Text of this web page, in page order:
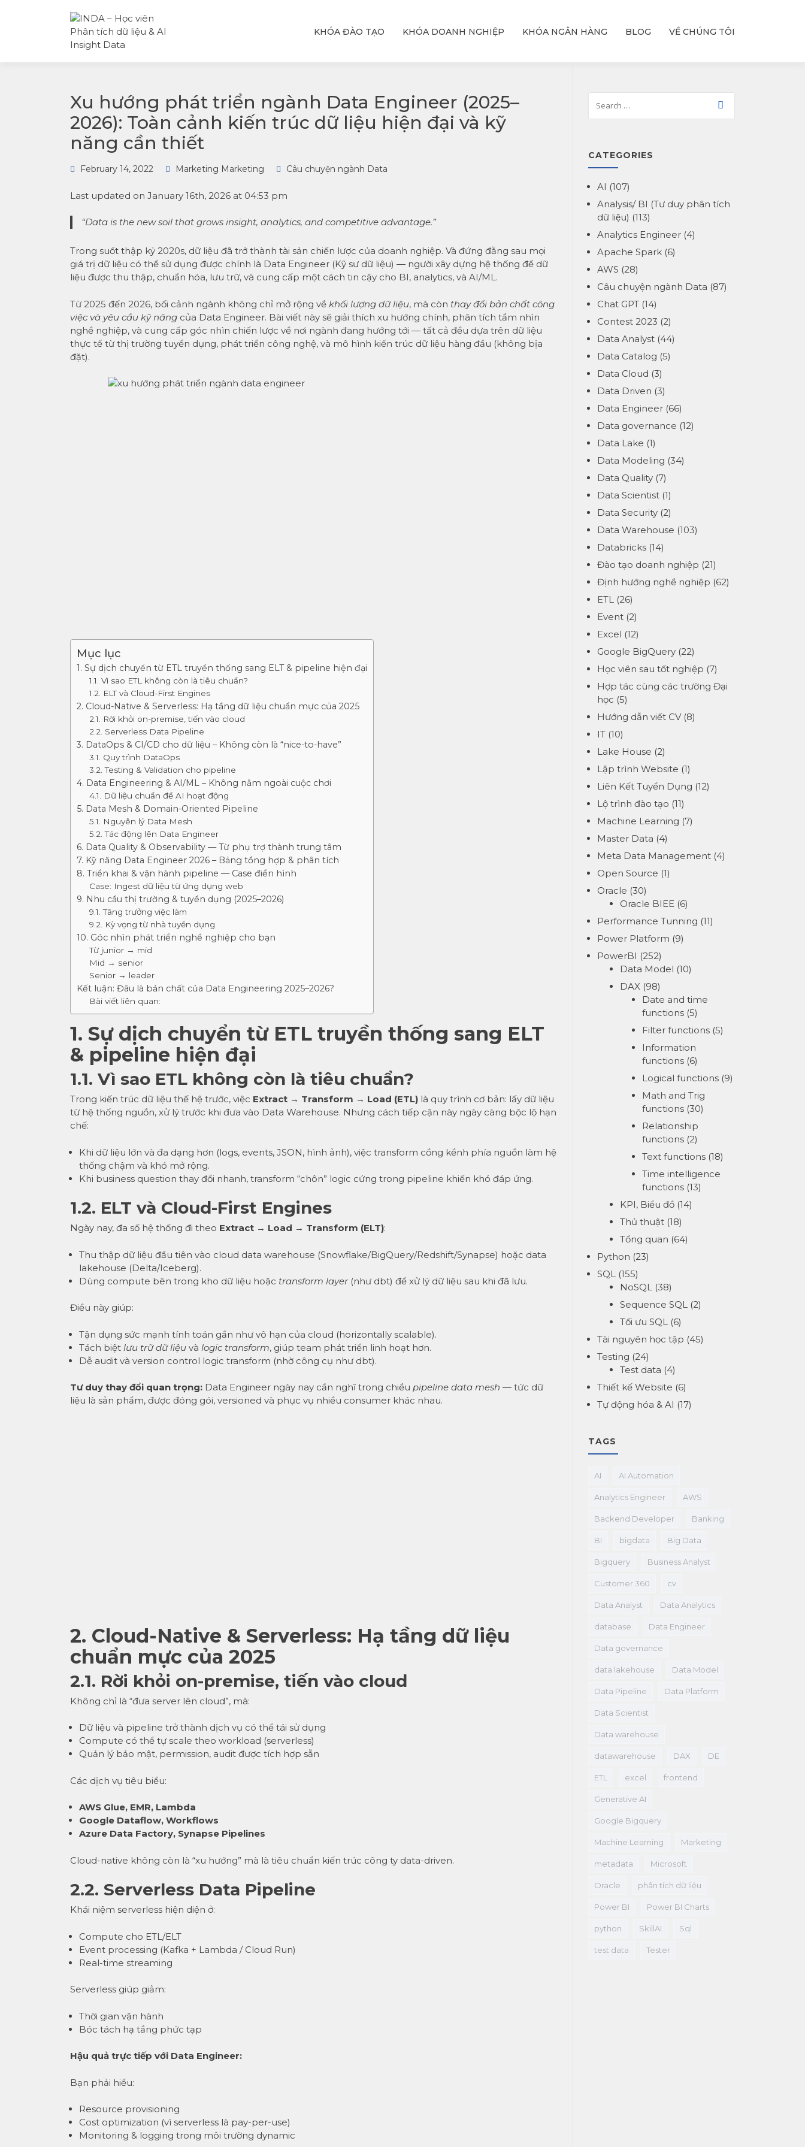
& AI INSIGHT
chứng khoán và doanh
KHÓA ĐÀO TẠO KHÓA DOANH NGHIỆP KHÓA NGÂN HÀNG BLOG VỀ CHÚNG TÔI
Xu hướng phát triển ngành Data Engineer (2025–
2026): Toàn cảnh kiến trúc dữ liệu hiện đại và kỹ
năng cần thiết
February 14, 2022 Marketing Marketing Câu chuyện ngành Data
Last updated on January 16th, 2026 at 04:53 pm
“Data is the new soil that grows insight, analytics, and competitive advantage.”
Trong suốt thập kỷ 2020s, dữ liệu đã trở thành tài sản chiến lược của doanh nghiệp. Và đứng đằng sau mọi
giá trị dữ liệu có thể sử dụng được chính là Data Engineer (Kỹ sư dữ liệu) — người xây dựng hệ thống để dữ
liệu được thu thập, chuẩn hóa, lưu trữ, và cung cấp một cách tin cậy cho BI, analytics, và AI/ML.
Từ 2025 đến 2026, bối cảnh ngành không chỉ mở rộng về khối lượng dữ liệu, mà còn thay đổi bản chất công
việc và yêu cầu kỹ năng của Data Engineer. Bài viết này sẽ giải thích xu hướng chính, phân tích tầm nhìn
nghề nghiệp, và cung cấp góc nhìn chiến lược về nơi ngành đang hướng tới — tất cả đều dựa trên dữ liệu
thực tế từ thị trường tuyển dụng, phát triển công nghệ, và mô hình kiến trúc dữ liệu hàng đầu (không bịa
đặt).
Mục lục
1. Sự dịch chuyển từ ETL truyền thống sang ELT & pipeline hiện đại
1.1. Vì sao ETL không còn là tiêu chuẩn?
1.2. ELT và Cloud-First Engines
2. Cloud-Native & Serverless: Hạ tầng dữ liệu chuẩn mực của 2025
2.1. Rời khỏi on-premise, tiến vào cloud
2.2. Serverless Data Pipeline
3. DataOps & CI/CD cho dữ liệu – Không còn là “nice-to-have”
3.1. Quy trình DataOps
3.2. Testing & Validation cho pipeline
4. Data Engineering & AI/ML – Không nằm ngoài cuộc chơi
4.1. Dữ liệu chuẩn để AI hoạt động
5. Data Mesh & Domain-Oriented Pipeline
5.1. Nguyên lý Data Mesh
5.2. Tác động lên Data Engineer
6. Data Quality & Observability — Từ phụ trợ thành trung tâm
7. Kỹ năng Data Engineer 2026 – Bảng tổng hợp & phân tích
8. Triển khai & vận hành pipeline — Case điển hình
Case: Ingest dữ liệu từ ứng dụng web
9. Nhu cầu thị trường & tuyển dụng (2025–2026)
9.1. Tăng trưởng việc làm
9.2. Kỳ vọng từ nhà tuyển dụng
10. Góc nhìn phát triển nghề nghiệp cho bạn
Từ junior → mid
Mid → senior
Senior → leader
Kết luận: Đâu là bản chất của Data Engineering 2025–2026?
Bài viết liên quan:
1. Sự dịch chuyển từ ETL truyền thống sang ELT
& pipeline hiện đại
1.1. Vì sao ETL không còn là tiêu chuẩn?
Trong kiến trúc dữ liệu thế hệ trước, việc Extract → Transform → Load (ETL) là quy trình cơ bản: lấy dữ liệu
từ hệ thống nguồn, xử lý trước khi đưa vào Data Warehouse. Nhưng cách tiếp cận này ngày càng bộc lộ hạn
chế:
Khi dữ liệu lớn và đa dạng hơn (logs, events, JSON, hình ảnh), việc transform cồng kềnh phía nguồn làm hệ
thống chậm và khó mở rộng.
Khi business question thay đổi nhanh, transform “chôn” logic cứng trong pipeline khiến khó đáp ứng.
1.2. ELT và Cloud-First Engines
Ngày nay, đa số hệ thống đi theo Extract → Load → Transform (ELT):
Thu thập dữ liệu đầu tiên vào cloud data warehouse (Snowflake/BigQuery/Redshift/Synapse) hoặc data
lakehouse (Delta/Iceberg).
Dùng compute bên trong kho dữ liệu hoặc transform layer(như dbt) để xử lý dữ liệu sau khi đã lưu.
Điều này giúp:
Tận dụng sức mạnh tính toán gần như vô hạn của cloud (horizontally scalable).
Tách biệt lưu trữ dữ liệu và logic transform, giúp team phát triển linh hoạt hơn.
Dễ audit và version control logic transform (nhờ công cụ như dbt).
Tư duy thay đổi quan trọng: Data Engineer ngày nay cần nghĩ trong chiều pipeline data mesh — tức dữ
liệu là sản phẩm, được đóng gói, versioned và phục vụ nhiều consumer khác nhau.
2. Cloud-Native & Serverless: Hạ tầng dữ liệu
chuẩn mực của 2025
2.1. Rời khỏi on-premise, tiến vào cloud
Không chỉ là “đưa server lên cloud”, mà:
Dữ liệu và pipeline trở thành dịch vụ có thể tái sử dụng
Compute có thể tự scale theo workload (serverless)
Quản lý bảo mật, permission, audit được tích hợp sẵn
Các dịch vụ tiêu biểu:
AWS Glue, EMR, Lambda
Google Dataflow, Workflows
Azure Data Factory, Synapse Pipelines
Cloud-native không còn là “xu hướng” mà là tiêu chuẩn kiến trúc công ty data-driven.
2.2. Serverless Data Pipeline
Khái niệm serverless hiện diện ở:
Compute cho ETL/ELT
Event processing (Kafka + Lambda / Cloud Run)
Real-time streaming
Serverless giúp giảm:
Thời gian vận hành
Bóc tách hạ tầng phức tạp
Hậu quả trực tiếp với Data Engineer:
Bạn phải hiểu:
Resource provisioning
Cost optimization (vì serverless là pay-per-use)
Monitoring & logging trong môi trường dynamic
CATEGORIES
AI (107)
Analysis/ BI (Tư duy phân tích
dữ liệu) (113)
Analytics Engineer (4)
Apache Spark (6)
AWS (28)
Câu chuyện ngành Data (87)
Chat GPT (14)
Contest 2023 (2)
Data Analyst (44)
Data Catalog (5)
Data Cloud (3)
Data Driven (3)
Data Engineer (66)
Data governance (12)
Data Lake (1)
Data Modeling (34)
Data Quality (7)
Data Scientist (1)
Data Security (2)
Data Warehouse (103)
Databricks (14)
Đào tạo doanh nghiệp (21)
Định hướng nghề nghiệp (62)
ETL (26)
Event (2)
Excel (12)
Google BigQuery (22)
Học viên sau tốt nghiệp (7)
Hợp tác cùng các trường Đại
học (5)
Hướng dẫn viết CV(8)
IT (10)
Lake House (2)
Lập trình Website (1)
Liên Kết Tuyển Dụng (12)
Lộ trình đào tạo (11)
Machine Learning (7)
Master Data (4)
Meta Data Management (4)
Open Source (1)
Oracle (30)
Oracle BIEE(6)
Performance Tunning (11)
Power Platform (9)
PowerBI (252)
Data Model (10)
DAX(98)
Date and time
functions (5)
Filter functions (5)
Information
functions (6)
Logical functions (9)
Math and Trig
functions (30)
Relationship
functions (2)
Text functions (18)
Time intelligence
functions (13)
KPI, Biểu đồ(14)
Thủ thuật(18)
Tổng quan (64)
Python (23)
SQL (155)
NoSQL(38)
Sequence SQL(2)
Tối ưu SQL(6)
Tài nguyên học tập (45)
Testing (24)
Test data (4)
Thiết kế Website (6)
Tự động hóa & AI (17)
TAGS
AI AI Automation
Analytics Engineer AWS
Backend Developer Banking
BI bigdata Big Data
Bigquery Business Analyst
Customer 360 cv
Data Analyst Data Analytics
database Data Engineer
Data governance
data lakehouse Data Model
Data Pipeline Data Platform
Data Scientist
Data warehouse
datawarehouse DAX DE
ETL excel frontend
Generative AI
Google Bigquery
Machine Learning Marketing
metadata Microsoft
Oracle phân tích dữ liệu
Power BI Power BI Charts
python SkillAI Sql
test data Tester